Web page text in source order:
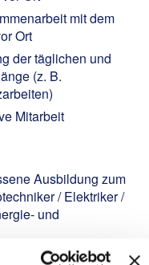
mit dem
Ort
der täglichen und
(z. B.
Mitarbeit
Ausbildung zum
/ Elektriker /
und
Als Bauleiter /